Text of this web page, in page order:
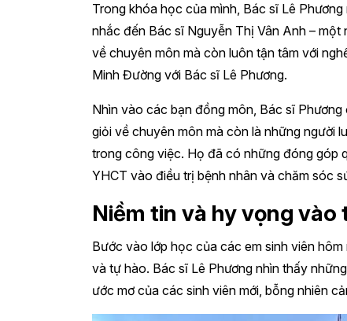
Trong khóa học của mình, Bác sĩ Lê
nhắc đến Bác sĩ Nguyễn Thị Vân Anh –
về chuyên môn mà còn luôn tận tâm với
Minh Đường với Bác sĩ Lê Phương.
Nhìn vào các bạn đồng môn, Bác sĩ
giỏi về chuyên môn mà còn là những người
trong công việc. Họ đã có những đóng góp
YHCT vào điều trị bệnh nhân và chăm sóc
Niềm tin và hy vọng vào
Bước vào lớp học của các em sinh viên
và tự hào. Bác sĩ Lê Phương nhìn thấy
ước mơ của các sinh viên mới, bỗng nhiên